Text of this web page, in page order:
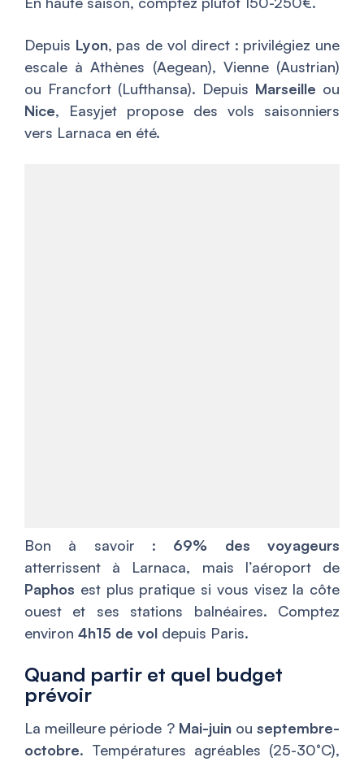
Depuis Lyon, pas de vol direct : privilégiez une
escale à Athènes (Aegean), Vienne (Austrian)
ou Francfort (Lufthansa). Depuis Marseille ou
Nice, Easyjet propose des vols saisonniers
vers Larnaca en été.
Bon à savoir : 69% des voyageurs
atterrissent à Larnaca, mais l’aéroport de
Paphos est plus pratique si vous visez la côte
ouest et ses stations balnéaires. Comptez
environ 4h15 de vol depuis Paris.
Quand partir et quel budget
prévoir
La meilleure période ? Mai-juinouseptembre-
octobre. Températures agréables (25-30°C),